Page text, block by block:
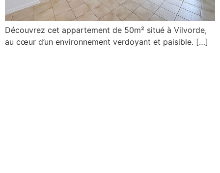
Découvrez cet appartement de 50m² situé à Vilvorde,
au cœur d’un environnement verdoyant et paisible. […]